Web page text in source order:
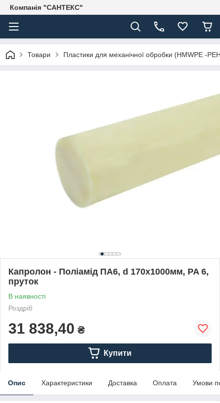
Компанія "САНТЕКС"
Товари Пластики для механічної обробки (HMWPE -
Капролон - Поліамід ПА6, d 170х1000мм, PA 6,
пруток
В наявності
Роздріб
31 838,40 ₴
Купити
Опис Характеристики Доставка Оплата Умови